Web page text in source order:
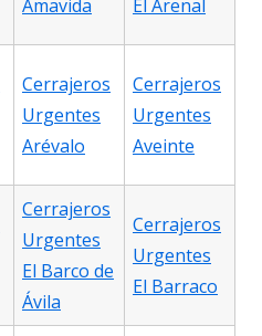
Amavida
El Arenal
Cerrajeros
Urgentes
Arévalo
Cerrajeros
Urgentes
Aveinte
Cerrajeros
Urgentes
El Barco de
Ávila
Cerrajeros
Urgentes
El Barraco